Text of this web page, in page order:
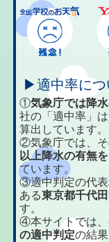
▶適中率につ
①気象庁では降
社の「適中率」
算出しています。
②気象庁では、
以上降水の有無
ています。
③適中判定の代表
ある東京都千代
す。
④本サイトでは、
の適中判定の結